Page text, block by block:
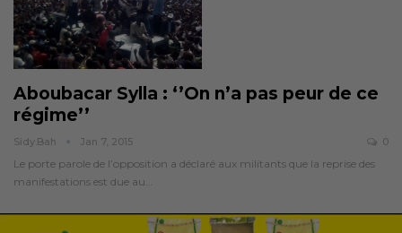
Aboubacar Sylla : ‘’On n’a pas peur de ce
régime’’
Sidy.bah Jan 7, 2015 0
Le porte parole de l’opposition a déclaré aux militants que la reprise des
manifestations est due au…